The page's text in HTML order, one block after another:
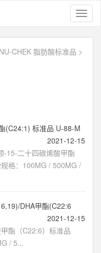
NU-CHEK 脂肪酸标准品 >
(C24:1) 标准品 U-88-M
2021-12-15
-15-二十四碳烯酸甲酯
格：100MG / 500MG /
DHA甲酯(C22:6
2021-12-15
酯（C22:6）标准品
/ 5...